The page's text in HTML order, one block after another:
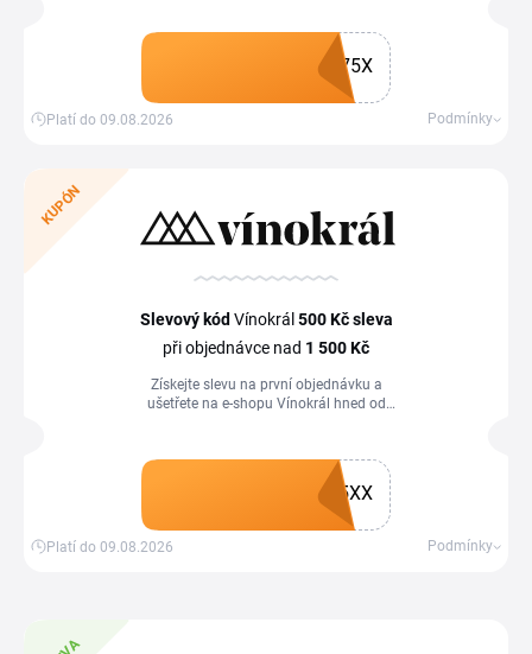
kombinovat s kupóny se slevou na první
nákup v hodnotě 500 Kč a 1 000 Kč a s
75X
Platí do 09.08.2026 Podmínky
KUPÓN
Slevový kód Vínokrál 500 Kč sleva
při objednávce nad 1 500 Kč
Získejte slevu na první objednávku a
ušetřete na e-shopu Vínokrál hned od
kombinovat s kupóny se slevou na první
nákup v hodnotě 750 Kč a 1 000 Kč a s
5XX
Platí do 09.08.2026 Podmínky